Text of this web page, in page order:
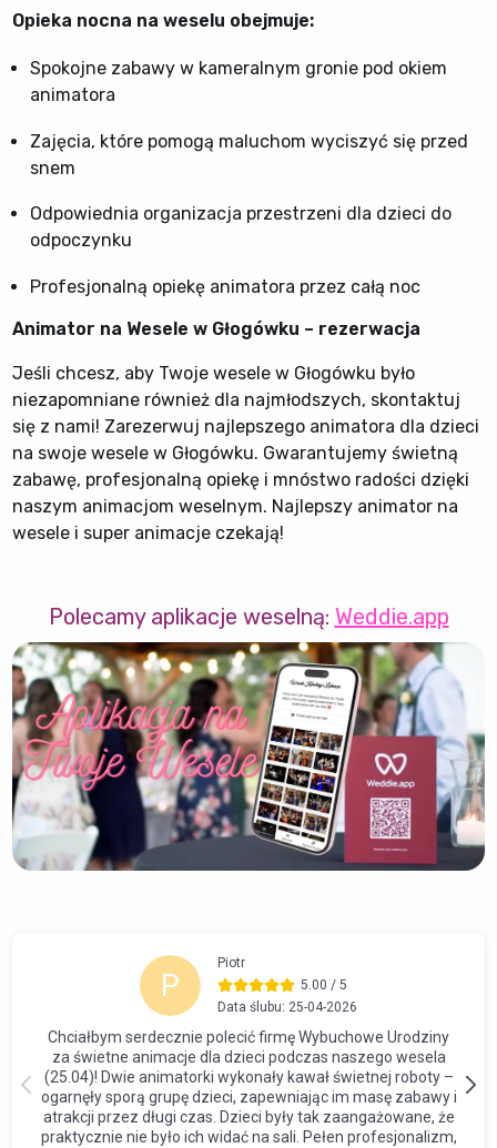
Opieka nocna na weselu obejmuje:
Spokojne zabawy w kameralnym gronie pod okiem
animatora
Zajęcia, które pomogą maluchom wyciszyć się przed
snem
Odpowiednia organizacja przestrzeni dla dzieci do
odpoczynku
Profesjonalną opiekę animatora przez całą noc
Animator na Wesele w Głogówku – rezerwacja
Jeśli chcesz, aby Twoje wesele w Głogówku było
niezapomniane również dla najmłodszych, skontaktuj
się z nami! Zarezerwuj najlepszego animatora dla dzieci
na swoje wesele w Głogówku. Gwarantujemy świetną
zabawę, profesjonalną opiekę i mnóstwo radości dzięki
naszym animacjom weselnym. Najlepszy animator na
wesele i super animacje czekają!
Polecamy aplikacje weselną: Weddie.app